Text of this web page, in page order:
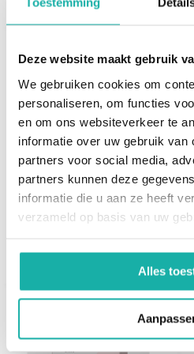
Deze website maakt gebruik
We gebruiken cookies om
personaliseren, om functies
en om ons websiteverkeer te
informatie over uw gebruik van
partners voor social media,
partners kunnen deze
informatie die u aan ze heeft
verzameld op basis van uw
Alles
1) Als aanvullende test op
van gluten uit het dieet en
darmherstel gebruikt worden.
De kans dat een patiënt met
coeliakieantistoffen en een
concentratie coeliakie heeft
Toevoeging van deze niet-
duodenumbiopten dat nu
bevestigen sterk
evenredige kostenbesparing
gediagnosticeerde patiënt.
FABP-concentraties snel na
iGene DNA-test Basic